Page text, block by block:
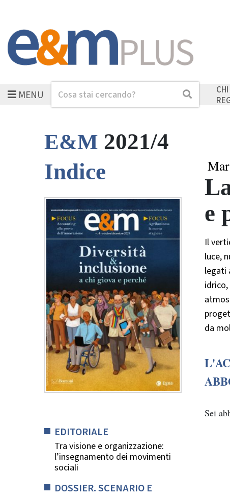
MENUCerca Cerca
E&M 2021/4
Indice
EDITORIALE
Tra visione e organizzazione:
l’insegnamento dei movimenti
sociali
DOSSIER. SCENARIO E
e
Il
luce,
legati
da
Sei